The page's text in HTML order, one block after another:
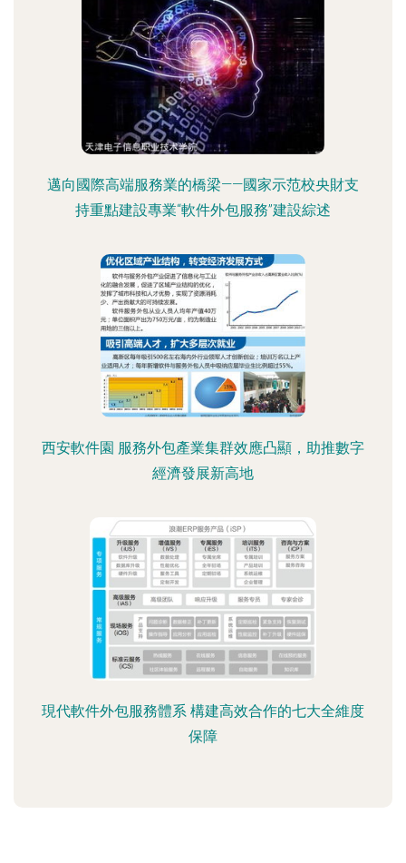
邁向國際高端服務業的橋梁——國家示范校央財支
持重點建設專業“軟件外包服務”建設綜述
西安軟件園 服務外包產業集群效應凸顯，助推數字
經濟發展新高地
現代軟件外包服務體系 構建高效合作的七大全維度
保障